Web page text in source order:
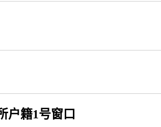
户籍1号窗口